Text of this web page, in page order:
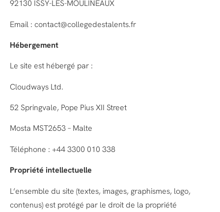
92130 ISSY-LES-MOULINEAUX
Email : contact@collegedestalents.fr
Hébergement
Le site est hébergé par :
Cloudways Ltd.
52 Springvale, Pope Pius XII Street
Mosta MST2653 – Malte
Téléphone : +44 3300 010 338
Propriété intellectuelle
L’ensemble du site (textes, images, graphismes, logo,
contenus) est protégé par le droit de la propriété